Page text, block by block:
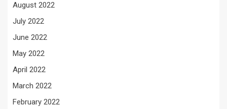
August 2022
July 2022
June 2022
May 2022
April 2022
March 2022
February 2022